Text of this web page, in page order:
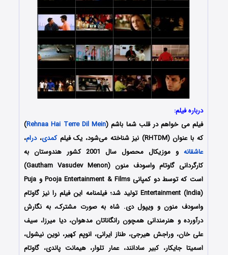
درباره فیلم:
فیلم می خواهم در قلب شما باشم (Rehnaa Hai Terre Dil Mein
)
که با عنوان (RHTDM) نیز شناخته می‌شود، یک فیلم
کمدی،درام،
عاشقانه
و موزیکال محصول سال 2001 کشور هندوستان به
کارگردانی گاوتام واسودف منون (Gautham Vasudev Menon)
است که توسط دو کمپانی‌ Pooja Entertainment & Films و Puja
Entertainment (India) تولید شد؛ فیلمنامه این فیلم را نیز گاوتام
واسودف منون و ویپول دی. شاه به صورت مشترک، به نگارش
درآورده و هنرمندانی همچون رانگاناتان مدهوان، دیا میرزا، سیف
علی خان، وراجش هیرجی، طناز ایرانی، انوپم کهیر، نوین نیشول،
اسمیتا جایکار، کبیر سادانند، عمار تلوار، هیمانت پاندی، گاوتام